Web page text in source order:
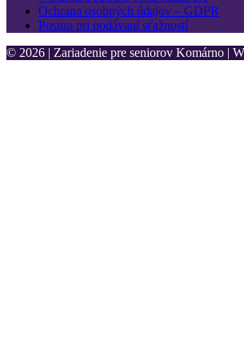
Ochrana osobných údajov – GDPR
Postup pri podávaní sťažností
© 2026 | Zariadenie pre seniorov Komárno |